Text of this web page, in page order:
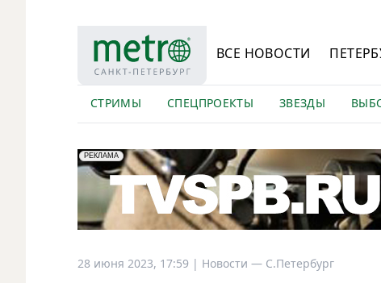
ВСЕ НОВОСТИ
СТРИМЫ СПЕЦПРОЕКТЫ ЗВЕЗДЫ
erid: LdtCK5Efv
РЕКЛАМА
АО "ГАТР", ИНН: 7841320717
28 июня 2023, 17:59 | Новости — С.Петербург